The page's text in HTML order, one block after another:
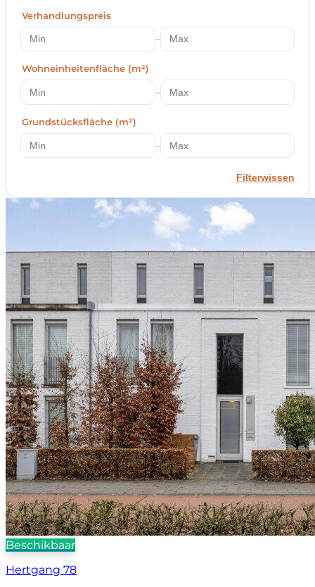
Verhandlungspreis
–
Wohneinheitenfläche (m²)
–
Grundstücksfläche (m²)
–
Filterwissen
Beschikbaar
Hertgang 78